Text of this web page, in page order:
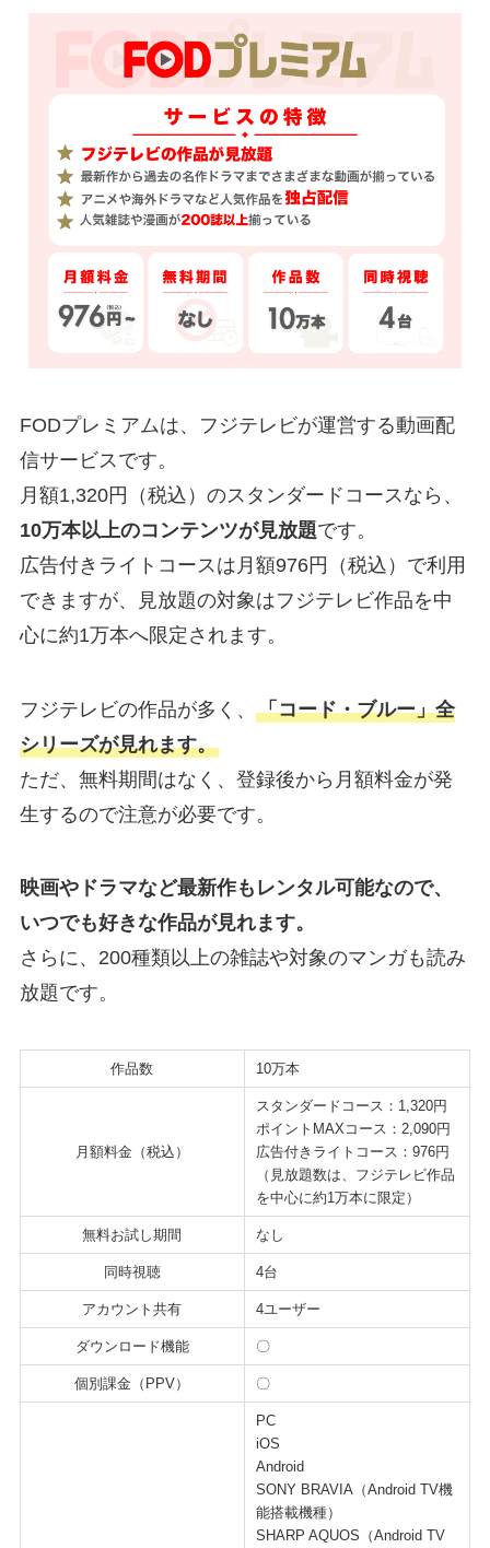
FODプレミアムは、フジテレビが運営する動画配
信サービスです。
月額1,320円（税込）のスタンダードコースなら、
10万本以上のコンテンツが見放題です。
広告付きライトコースは月額976円（税込）で利用
できますが、見放題の対象はフジテレビ作品を中
心に約1万本へ限定されます。
フジテレビの作品が多く、 「コード・ブルー」全
シリーズが見れます。
ただ、無料期間はなく、登録後から月額料金が発
生するので注意が必要です。
映画やドラマなど最新作もレンタル可能なので、
いつでも好きな作品が見れます。
さらに、200種類以上の雑誌や対象のマンガも読み
放題です。
作品数 10万本
月額料金（税込）
スタンダードコース：1,320円
ポイントMAXコース：2,090円
広告付きライトコース：976円
（見放題数は、フジテレビ作品
を中心に約1万本に限定）
無料お試し期間 なし
同時視聴 4台
アカウント共有 4ユーザー
ダウンロード機能 〇
個別課金（PPV） 〇
PC
iOS
Android
SONY BRAVIA（Android TV機
能搭載機種）
SHARP AQUOS（Android TV